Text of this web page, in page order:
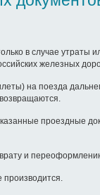
в случае
железных
на поезда
проездные
и
производится.